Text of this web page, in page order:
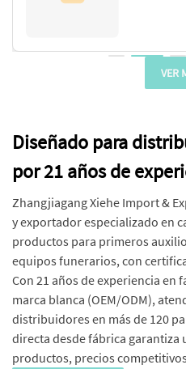
VER
Diseñado para
por 21 años de
Zhangjiagang Xiehe Import &
y exportador especializado en
productos para primeros
equipos funerarios, con
Con 21 años de experiencia en
marca blanca (OEM/ODM),
distribuidores en más de 120
directa desde fábrica garantiza
productos, precios